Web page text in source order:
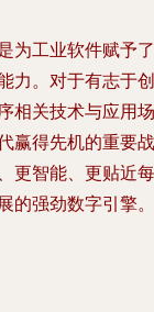
为工业软件赋予了
力。对于有志于创
相关技术与应用场
赢得先机的重要战
更智能、更贴近每
的强劲数字引擎。